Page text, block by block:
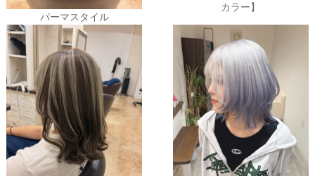
パーマスタイル
カラー】